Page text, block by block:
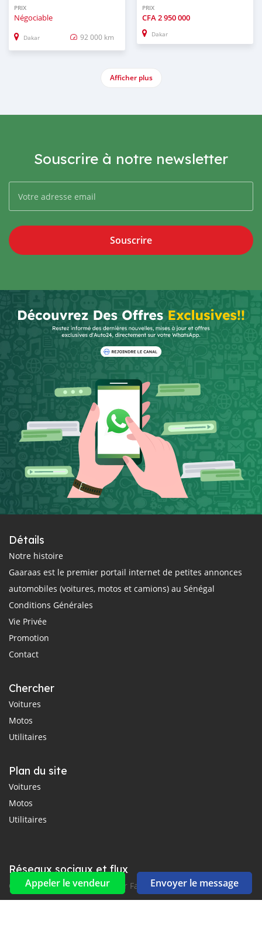
Appeler le vendeur Envoyer le message
PRIX
Négociable
Dakar 92 000 km
PRIX
CFA2 950 000
Dakar
Afficher plus
Souscrire à notre newsletter
Souscrire
Détails
Notre histoire
Gaaraas est le premier portail internet de petites annonces
automobiles (voitures, motos et camions) au Sénégal
Conditions Générales
Vie Privée
Promotion
Contact
Chercher
Voitures
Motos
Utilitaires
Plan du site
Voitures
Motos
Utilitaires
Réseaux sociaux et flux
Connectez-vous avec nous sur Facebook, YouTube et Twitter.